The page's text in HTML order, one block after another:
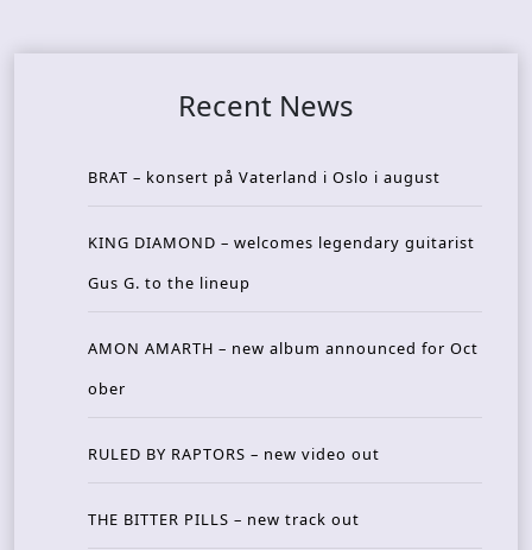
Recent News
BRAT – konsert på Vaterland i Oslo i august
KING DIAMOND – welcomes legendary guitarist
Gus G. to the lineup
AMON AMARTH – new album announced for Oct
ober
RULED BY RAPTORS – new video out
THE BITTER PILLS – new track out